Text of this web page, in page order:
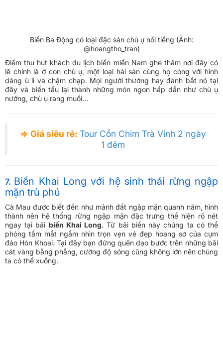
Biển Ba Động có loại đặc sản chù ụ nổi tiếng (Ảnh:
@hoangtho_tran)
Điểm thu hút khách du lịch biển miền Nam ghé thăm nơi đây có
lẽ chính là ở con chù ụ, một loại hải sản cùng họ còng với hình
dáng ù lì và chậm chạp. Mọi người thường hay đánh bắt nó tại
đây và biến tấu lại thành những món ngon hấp dẫn như chù ụ
nướng, chù ụ rang muối…
⇒ Giá siêu rẻ: Tour Cồn Chim Trà Vinh 2 ngày
1 đêm
7. Biển Khai Long với hệ sinh thái rừng ngập
mặn trù phú
Cà Mau được biết đến như mảnh đất ngập mặn quanh năm, hình
thành nên hệ thống rừng ngập mặn đặc trưng thể hiện rõ nét
ngay tại bãi biển Khai Long. Từ bãi biển này chúng ta có thể
phóng tầm mắt ngắm nhìn trọn vẹn vẻ đẹp hoang sơ của cụm
đảo Hòn Khoai. Tại đây bạn đừng quên dạo bước trên những bãi
cát vàng bằng phẳng, cường độ sóng cũng không lớn nên chúng
ta có thể xuống.